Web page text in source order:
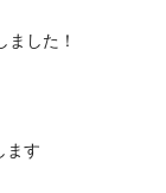
した！
ます